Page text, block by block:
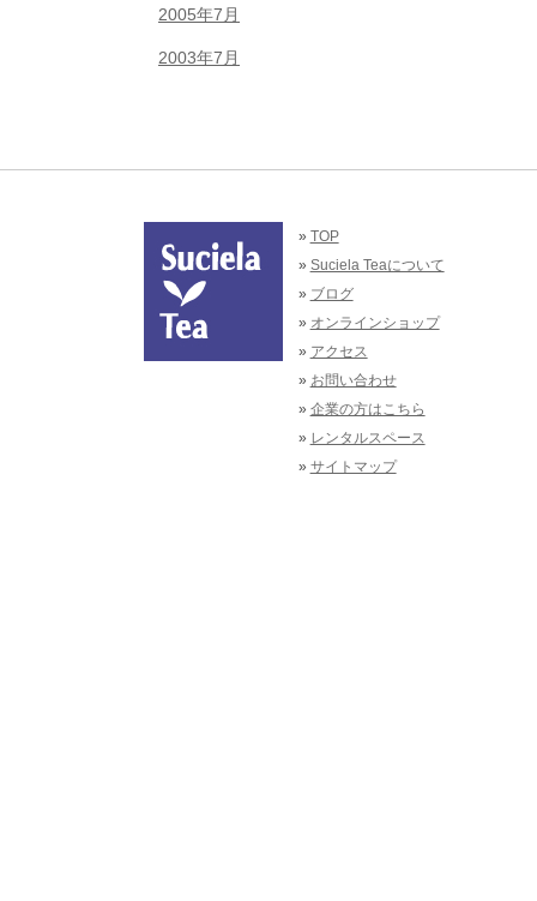
2005年7月
2003年7月
» TOP
» Suciela Teaについて
» ブログ
» オンラインショップ
» アクセス
» お問い合わせ
» 企業の方はこちら
» レンタルスペース
» サイトマップ